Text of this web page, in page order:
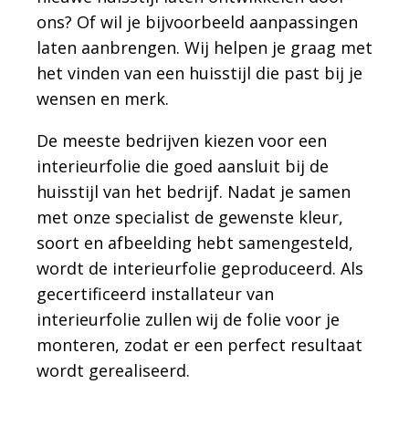
ons? Of wil je bijvoorbeeld aanpassingen
laten aanbrengen. Wij helpen je graag met
het vinden van een huisstijl die past bij je
wensen en merk.
De meeste bedrijven kiezen voor een
interieurfolie die goed aansluit bij de
huisstijl van het bedrijf. Nadat je samen
met onze specialist de gewenste kleur,
soort en afbeelding hebt samengesteld,
wordt de interieurfolie geproduceerd. Als
gecertificeerd installateur van
interieurfolie zullen wij de folie voor je
monteren, zodat er een perfect resultaat
wordt gerealiseerd.